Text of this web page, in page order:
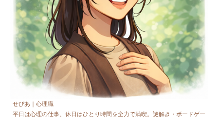
せぴあ｜心理職
平日は心理の仕事、休日はひとり時間を全力で満喫。謎解き・ボードゲー